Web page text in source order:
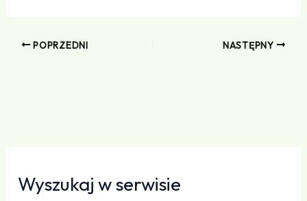
POPRZEDNI NASTĘPNY
Wyszukaj w serwisie